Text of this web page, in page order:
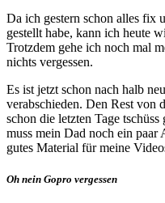
Da ich gestern schon alles fix
gestellt habe, kann ich heute
Trotzdem gehe ich noch mal
nichts vergessen.
Es ist jetzt schon nach halb
verabschieden. Den Rest von
schon die letzten Tage tschüss
muss mein Dad noch ein
gutes Material für meine
Oh nein Gopro vergessen